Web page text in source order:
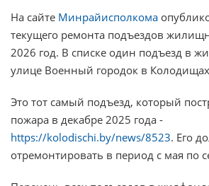
На сайте Минрайисполкома
текущего ремонта подъездов
2026 год. В списке один подъезд в
улице Военный городок в
Это тот самый подъезд, который
пожара в декабре 2025 года -
https://kolodischi.by/news/8523. Его
отремонтировать в период с мая по